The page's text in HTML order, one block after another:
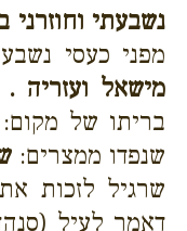
נשבעתי וחוזרני
מפני כעסי
מישאל ועזריה .
בריתו של מקום:
שנפדו ממצרים:
שרגיל לזכות
דאמר לעיל